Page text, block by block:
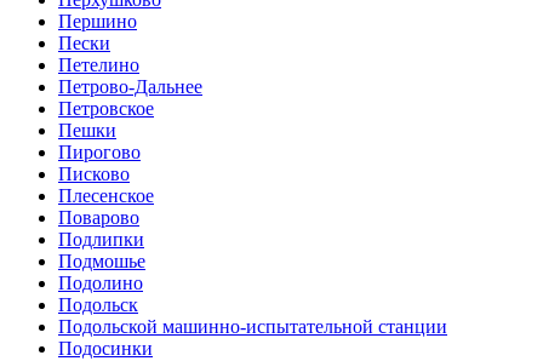
Першино
Пески
Петелино
Петрово-Дальнее
Петровское
Пешки
Пирогово
Писково
Плесенское
Поварово
Подлипки
Подмошье
Подолино
Подольск
Подольской машинно-испытательной станции
Подосинки